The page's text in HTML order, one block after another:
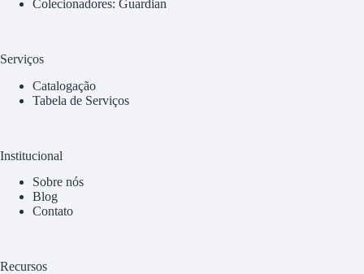
Colecionadores: Guardian
Serviços
Catalogação
Tabela de Serviços
Institucional
Sobre nós
Blog
Contato
Recursos